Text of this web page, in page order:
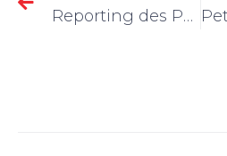
Reporting des PME : enfin de vraies simplifications !